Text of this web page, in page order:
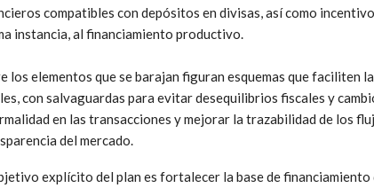
compatibles con depósitos en divisas, así como
instancia, al financiamiento productivo.
los elementos que se barajan figuran esquemas que faciliten
con salvaguardas para evitar desequilibrios fiscales y
en las transacciones y mejorar la trazabilidad de los
del mercado.
explícito del plan es fortalecer la base de